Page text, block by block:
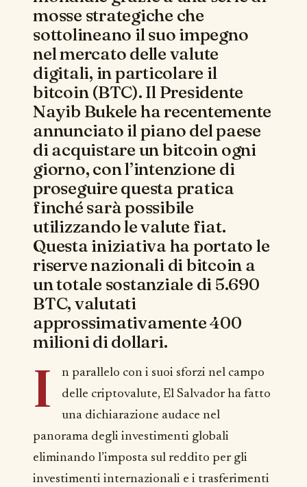
mosse strategiche che
sottolineano il suo impegno
nel mercato delle valute
digitali, in particolare il
bitcoin (BTC). Il Presidente
Nayib Bukele ha recentemente
annunciato il piano del paese
di acquistare un bitcoin ogni
giorno, con l’intenzione di
proseguire questa pratica
finché sarà possibile
utilizzando le valute fiat.
Questa iniziativa ha portato le
riserve nazionali di bitcoin a
un totale sostanziale di 5.690
BTC, valutati
approssimativamente 400
milioni di dollari.
I
n parallelo con i suoi sforzi nel campo
delle criptovalute, El Salvador ha fatto
una dichiarazione audace nel
panorama degli investimenti globali
eliminando l’imposta sul reddito per gli
investimenti internazionali e i trasferimenti